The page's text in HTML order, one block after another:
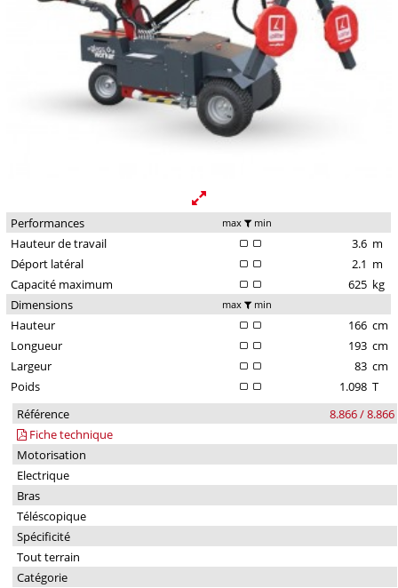
Performances max min
Hauteur de travail 3.6 m
Déport latéral
2.1 m
Capacité maximum
625 kg
Dimensions
max min
Hauteur 166 cm
Longueur
193 cm
Largeur
83 cm
Poids
1.098 T
Référence
8.866 / 8.866
Fiche technique
Motorisation
Electrique
Bras
Téléscopique
Spécificité
Tout terrain
Catégorie